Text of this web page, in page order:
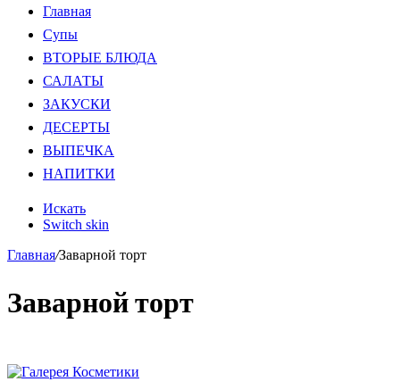
Главная
Супы
ВТОРЫЕ БЛЮДА
САЛАТЫ
ЗАКУСКИ
ДЕСЕРТЫ
ВЫПЕЧКА
НАПИТКИ
Искать
Switch skin
Главная/Заварной торт
Заварной торт